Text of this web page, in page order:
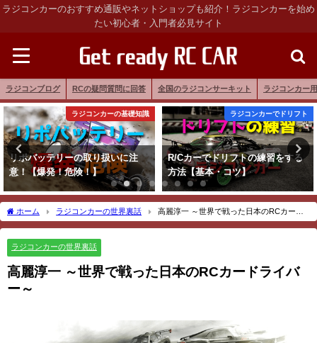
ラジコンカーのおすすめ通販やネットショップも紹介！ラジコンカーを始め
たい初心者・入門者必見サイト
ラジコンブログ RCの疑問質問に回答 全国のラジコンサーキット ラジコンカー
ラジコンカーの基礎知識
リポバッテリーの取り扱いに注
意！【爆発！危険！】
ラジコンカーでドリフト
R/Cカーでドリフトの練習をする
方法【基本・コツ】
ホーム ラジコンカーの世界裏話
高麗淳一 ～世界で戦った日本のRCカード
ライバー～
ラジコンカーの世界裏話
高麗淳一 ～世界で戦った日本のRCカードライバ
ー～